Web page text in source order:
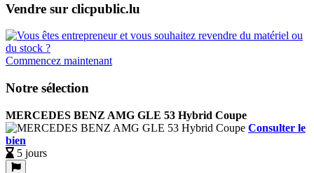
Vendre sur clicpublic.lu
Commencez maintenant
Notre sélection
MERCEDES BENZ AMG GLE 53 Hybrid Coupe
Consulter le
bien
5 jours